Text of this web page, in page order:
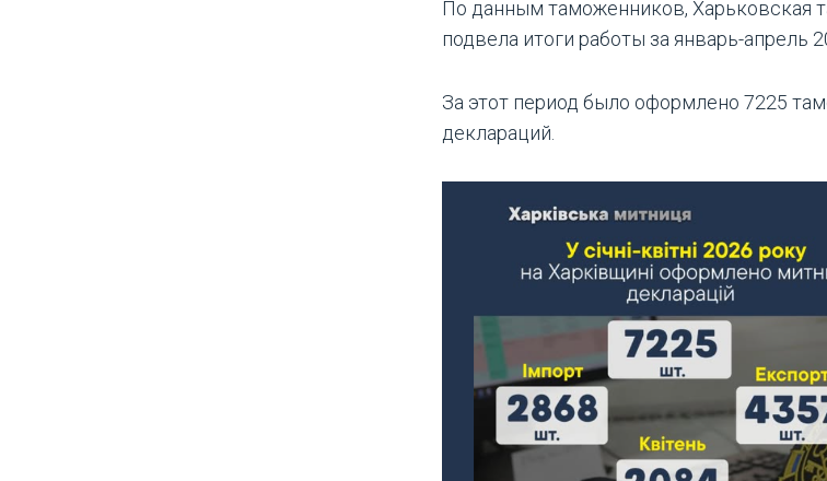
По данным таможенников, Харьковская
подвела итоги работы за январь-апрель
За этот период было оформлено 7225
деклараций.